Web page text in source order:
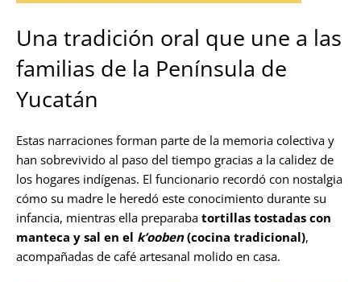
Una tradición oral que une a las
familias de la Península de
Yucatán
Estas narraciones forman parte de la memoria colectiva y
han sobrevivido al paso del tiempo gracias a la calidez de
los hogares indígenas. El funcionario recordó con nostalgia
cómo su madre le heredó este conocimiento durante su
infancia, mientras ella preparaba tortillas tostadas con
manteca y sal en el k’ooben(cocina tradicional),
acompañadas de café artesanal molido en casa.